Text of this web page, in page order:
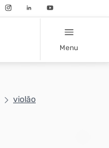
Menu
violão